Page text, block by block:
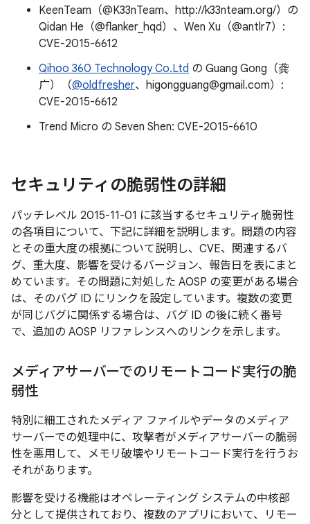
KeenTeam（@K33nTeam、http://k33nteam.org/）の
Qidan He（@flanker_hqd）、Wen Xu（@antlr7）:
CVE-2015-6612
Qihoo 360 Technology Co.Ltd の Guang Gong（龚
广）（@oldfresher、higongguang@gmail.com）:
CVE-2015-6612
Trend Micro の Seven Shen: CVE-2015-6610
セキュリティの脆弱性の詳細
パッチレベル 2015-11-01 に該当するセキュリティ脆弱性
の各項目について、下記に詳細を説明します。問題の内容
とその重大度の根拠について説明し、CVE、関連するバ
グ、重大度、影響を受けるバージョン、報告日を表にまと
めています。その問題に対処した AOSP の変更がある場合
は、そのバグ ID にリンクを設定しています。複数の変更
が同じバグに関係する場合は、バグ ID の後に続く番号
で、追加の AOSP リファレンスへのリンクを示します。
メディアサーバーでのリモートコード実行の脆
弱性
特別に細工されたメディア ファイルやデータのメディア
サーバーでの処理中に、攻撃者がメディアサーバーの脆弱
性を悪用して、メモリ破壊やリモートコード実行を行うお
それがあります。
影響を受ける機能はオペレーティング システムの中核部
分として提供されており、複数のアプリにおいて、リモー